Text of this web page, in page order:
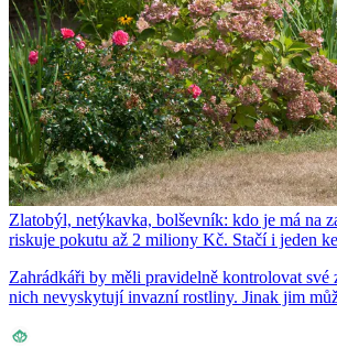
Zlatobýl, netýkavka, bolševník: kdo je má na
riskuje pokutu až 2 miliony Kč. Stačí i jeden
Zahrádkáři by měli pravidelně kontrolovat své
nich nevyskytují invazní rostliny. Jinak jim